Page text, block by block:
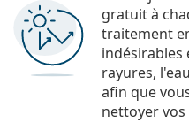
gratuit à
traitement
indésirables
rayures,
afin que
nettoyer